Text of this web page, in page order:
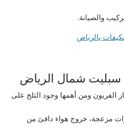
والصيانة.
شمال الرياض
الفريون ومن أهمها وجود الثلج على
مزعجة، خروج هواء دافئ من